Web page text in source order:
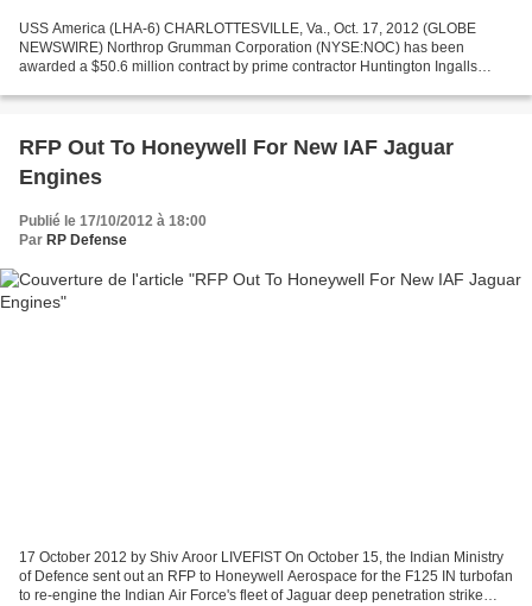
USS America (LHA-6) CHARLOTTESVILLE, Va., Oct. 17, 2012 (GLOBE
NEWSWIRE) Northrop Grumman Corporation (NYSE:NOC) has been
awarded a $50.6 million contract by prime contractor Huntington Ingalls
RFP Out To Honeywell For New IAF Jaguar
Engines
Publié le 17/10/2012 à 18:00
Par RP Defense
17 October 2012 by Shiv Aroor LIVEFIST On October 15, the Indian Ministry
of Defence sent out an RFP to Honeywell Aerospace for the F125 IN turbofan
to re-engine the Indian Air Force's fleet of Jaguar deep penetration strike